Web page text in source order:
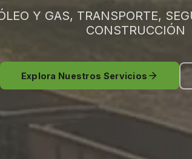
Y GAS, TRANSPORTE,
CONSTRUCCIÓN
Explora Nuestros Servicios